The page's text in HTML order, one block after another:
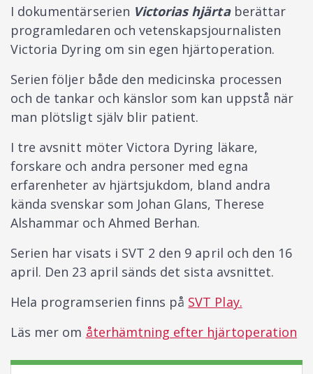
I dokumentärserien Victorias hjärta berättar
programledaren och vetenskapsjournalisten
Victoria Dyring om sin egen hjärtoperation.
Serien följer både den medicinska processen
och de tankar och känslor som kan uppstå när
man plötsligt själv blir patient.
I tre avsnitt möter Victora Dyring läkare,
forskare och andra personer med egna
erfarenheter av hjärtsjukdom, bland andra
kända svenskar som Johan Glans, Therese
Alshammar och Ahmed Berhan.
Serien har visats i SVT 2 den 9 april och den 16
april. Den 23 april sänds det sista avsnittet.
Hela programserien finns på SVT Play.
Läs mer om återhämtning efter hjärtoperation